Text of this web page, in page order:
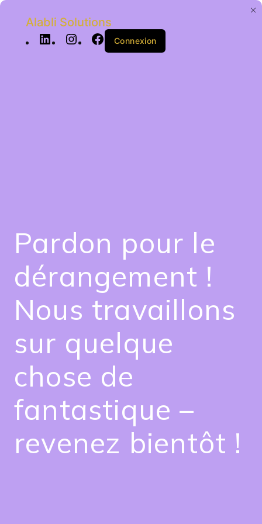
Alabli Solutions
Connexion
Pardon pour le
dérangement !
Nous travaillons
sur quelque
chose de
fantastique –
revenez bientôt !